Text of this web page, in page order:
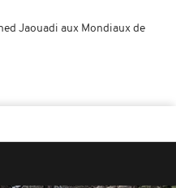
Jaouadi aux Mondiaux de